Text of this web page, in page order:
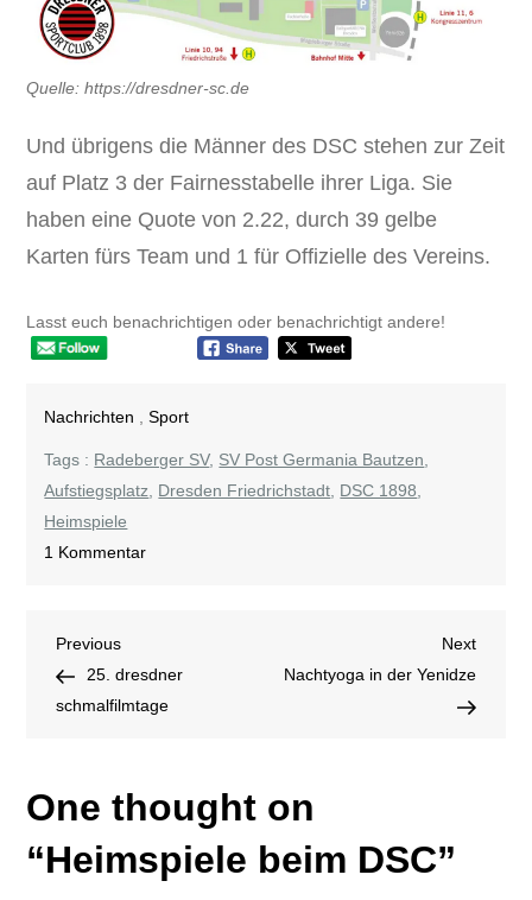
Quelle: https://dresdner-sc.de
Und übrigens die Männer des DSC stehen zur Zeit
auf Platz 3 der Fairnesstabelle ihrer Liga. Sie
haben eine Quote von 2.22, durch 39 gelbe
Karten fürs Team und 1 für Offizielle des Vereins.
Lasst euch benachrichtigen oder benachrichtigt andere!
Nachrichten ,Sport
Tags : Radeberger SV, SV Post Germania Bautzen,
Aufstiegsplatz, Dresden Friedrichstadt, DSC 1898,
Heimspiele
1 Kommentarzu
Beitragsnavigation
Previous
Post
Previous
25. dresdner
schmalfilmtage
Next
Post
Next
Nachtyoga in der Yenidze
One thought on
“Heimspiele beim DSC”